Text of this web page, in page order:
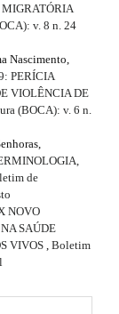
MIGRATÓRIA
v. 8 n. 24
Nascimento,
PERÍCIA
VIOLÊNCIA DE
(BOCA): v. 6 n.
de
NOVO
SAÚDE
VIVOS Boletim